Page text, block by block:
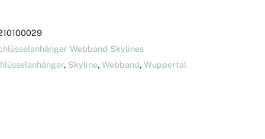
Webband Skylines
, Skyline, Webband, Wuppertal